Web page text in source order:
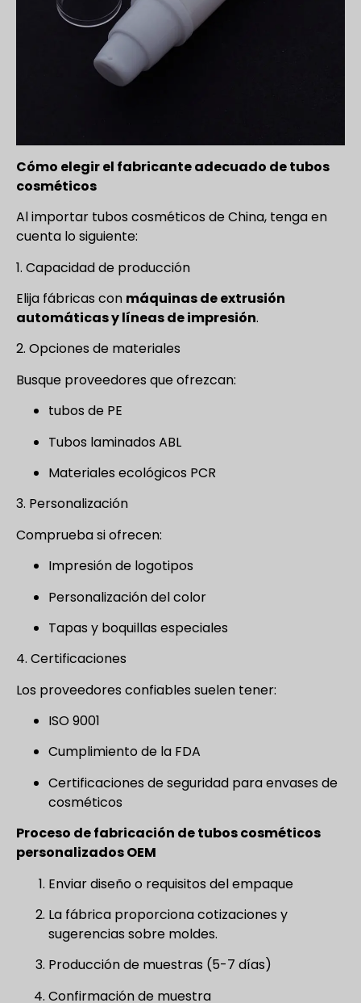
Cómo elegir el fabricante adecuado de tubos
cosméticos
Al importar tubos cosméticos de China, tenga en
cuenta lo siguiente:
1. Capacidad de producción
Elija fábricas con máquinas de extrusión
automáticas y líneas de impresión.
2. Opciones de materiales
Busque proveedores que ofrezcan:
tubos de PE
Tubos laminados ABL
Materiales ecológicos PCR
3. Personalización
Comprueba si ofrecen:
Impresión de logotipos
Personalización del color
Tapas y boquillas especiales
4. Certificaciones
Los proveedores confiables suelen tener:
ISO 9001
Cumplimiento de la FDA
Certificaciones de seguridad para envases de
cosméticos
Proceso de fabricación de tubos cosméticos
personalizados OEM
Enviar diseño o requisitos del empaque
La fábrica proporciona cotizaciones y
sugerencias sobre moldes.
Producción de muestras (5-7 días)
Confirmación de muestra